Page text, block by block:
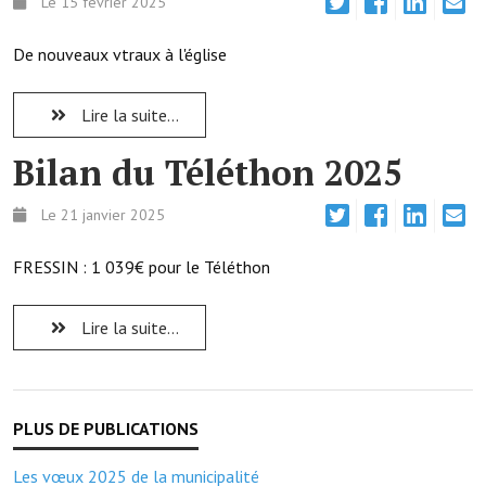
Les réseaux partenaires
L'association des maires
L'office de tourisme
Le conseil départemental
VILLE PRATIQUE
Affaires scolaires, CCAS
Eaux, assainissement
De nouveaux vtraux à l'église
Lire la suite...
Bilan du Téléthon 2025
Le 21 janvier 2025
FRESSIN : 1 039€ pour le Téléthon
Lire la suite...
Les vœux 2025 de la municipalité